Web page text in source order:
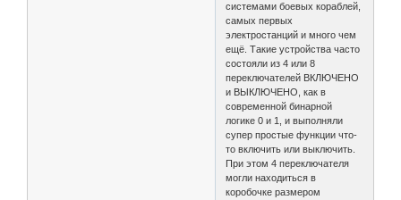
системами боевых кораблей,
самых первых
электростанций и много чем
ещё. Такие устройства часто
состояли из 4 или 8
переключателей ВКЛЮЧЕНО
и ВЫКЛЮЧЕНО, как в
современной бинарной
логике 0 и 1, и выполняли
супер простые функции что-
то включить или выключить.
При этом 4 переключателя
могли находиться в
коробочке размером